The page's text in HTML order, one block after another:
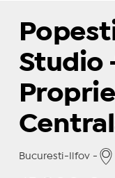
Studio
Bucuresti-Ilfov -